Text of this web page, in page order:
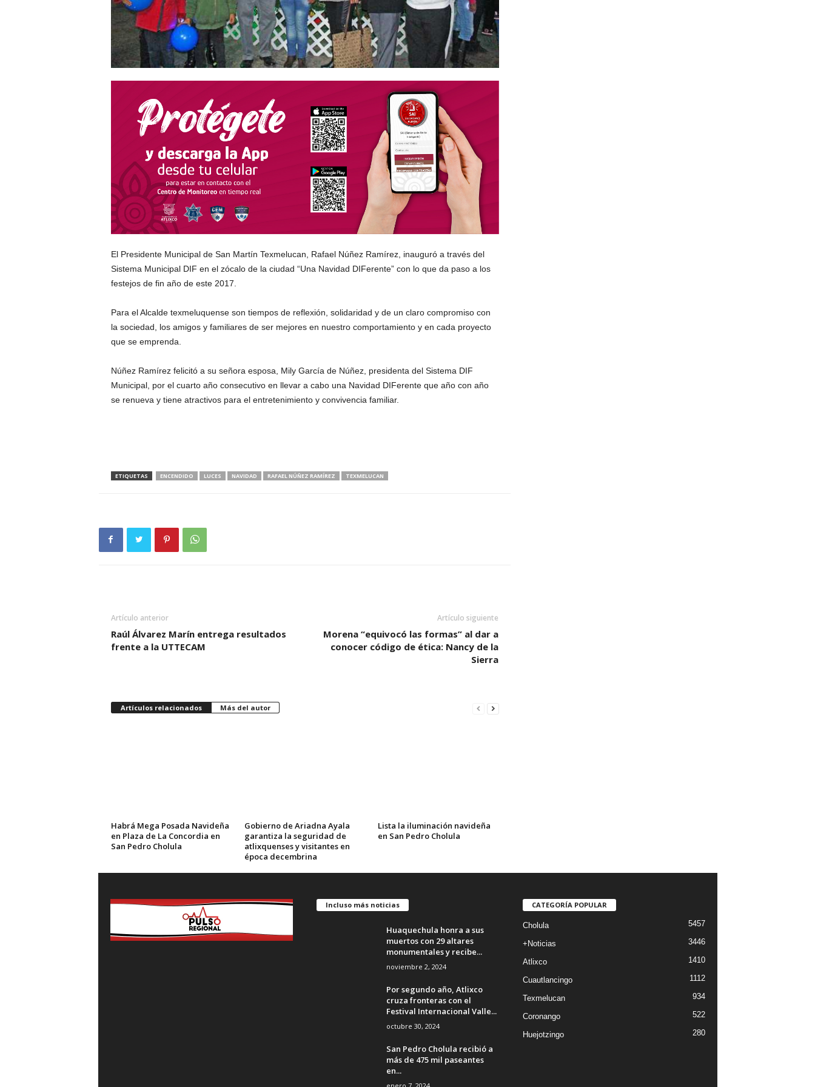
El Presidente Municipal de San Martín Texmelucan, Rafael Núñez Ramírez, inauguró a través del
Sistema Municipal DIF en el zócalo de la ciudad “Una Navidad DIFerente” con lo que da paso a los
festejos de fin año de este 2017.
Para el Alcalde texmeluquense son tiempos de reflexión, solidaridad y de un claro compromiso con
la sociedad, los amigos y familiares de ser mejores en nuestro comportamiento y en cada proyecto
que se emprenda.
Núñez Ramírez felicitó a su señora esposa, Mily García de Núñez, presidenta del Sistema DIF
Municipal, por el cuarto año consecutivo en llevar a cabo una Navidad DIFerente que año con año
se renueva y tiene atractivos para el entretenimiento y convivencia familiar.
ETIQUETAS ENCENDIDO LUCES NAVIDAD RAFAEL NÚÑEZ RAMÍREZ TEXMELUCAN
Artículo anterior
Raúl Álvarez Marín entrega resultados
frente a la UTTECAM
Artículo siguiente
Morena “equivocó las formas” al dar a
conocer código de ética: Nancy de la
Sierra
Artículos relacionados Más del autor
Habrá Mega Posada Navideña
en Plaza de La Concordia en
San Pedro Cholula
Gobierno de Ariadna Ayala
garantiza la seguridad de
atlixquenses y visitantes en
época decembrina
Lista la iluminación navideña
en San Pedro Cholula
Incluso más noticias
Huaquechula honra a sus
muertos con 29 altares
monumentales y recibe...
noviembre 2, 2024
Por segundo año, Atlixco
cruza fronteras con el
Festival Internacional Valle...
octubre 30, 2024
San Pedro Cholula recibió a
más de 475 mil paseantes
en...
CATEGORÍA POPULAR
Cholula 5457
+Noticias 3446
Atlixco 1410
Cuautlancingo 1112
Texmelucan 934
Coronango 522
Huejotzingo 280